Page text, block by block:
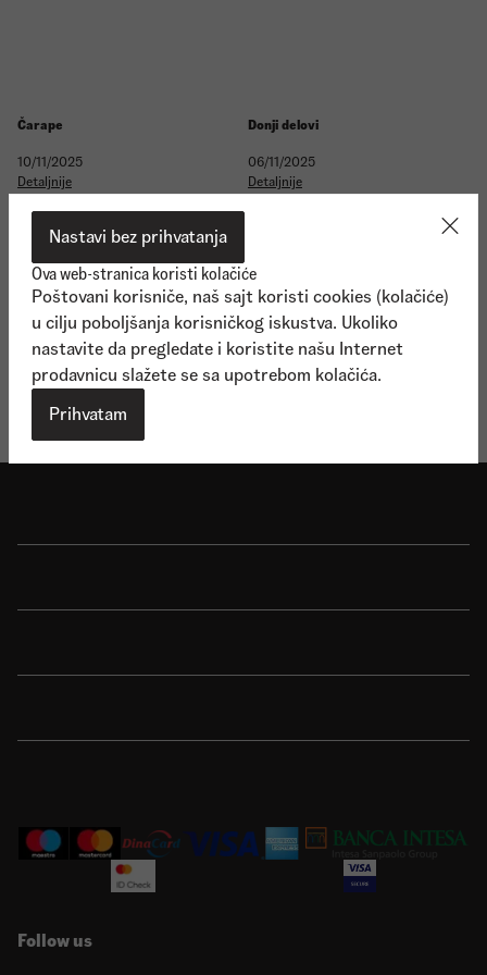
Čarape
10/11/2025
Detaljnije
Donji delovi
06/11/2025
Detaljnije
Gornji delovi
06/11/2025
Follow us
Nastavi bez prihvatanja
Ova web-stranica koristi kolačiće
Poštovani korisniče, naš sajt koristi cookies (kolačiće)
u cilju poboljšanja korisničkog iskustva. Ukoliko
nastavite da pregledate i koristite našu Internet
prodavnicu slažete se sa upotrebom kolačića.
Prihvatam